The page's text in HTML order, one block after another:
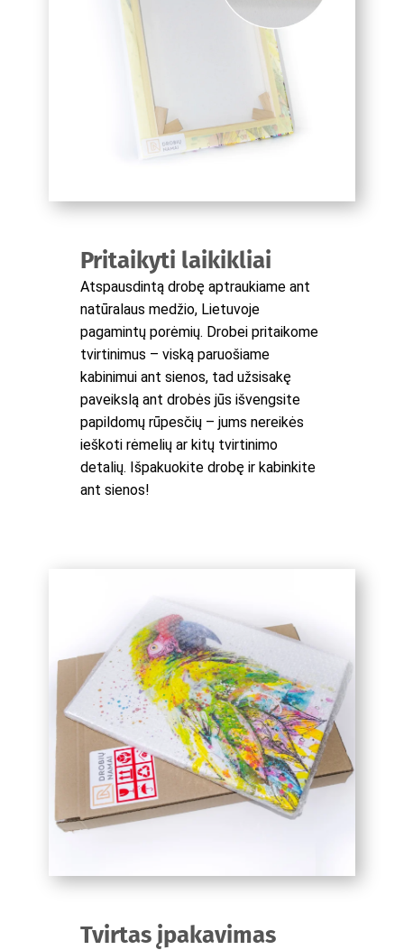
Pritaikyti laikikliai
Atspausdintą drobę aptraukiame ant
natūralaus medžio, Lietuvoje
pagamintų porėmių. Drobei pritaikome
tvirtinimus – viską paruošiame
kabinimui ant sienos, tad užsisakę
paveikslą ant drobės jūs išvengsite
papildomų rūpesčių – jums nereikės
ieškoti rėmelių ar kitų tvirtinimo
detalių. Išpakuokite drobę ir kabinkite
ant sienos!
Tvirtas įpakavimas